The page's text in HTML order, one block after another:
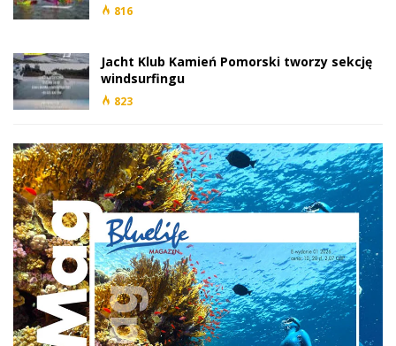
816
Jacht Klub Kamień Pomorski tworzy sekcję
windsurfingu
823